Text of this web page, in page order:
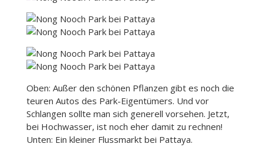
Oben: Außer den schönen Pflanzen gibt es noch die
teuren Autos des Park-Eigentümers. Und vor
Schlangen sollte man sich generell vorsehen. Jetzt,
bei Hochwasser, ist noch eher damit zu rechnen!
Unten: Ein kleiner Flussmarkt bei Pattaya.